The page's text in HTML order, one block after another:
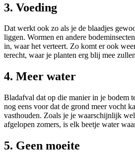
3. Voeding
Dat werkt ook zo als je de blaadjes
liggen. Wormen en andere
in, waar het verteert. Zo komt er ook
terecht, waar je planten erg blij mee
4. Meer water
Bladafval dat op die manier in je bodem
nog eens voor dat de grond meer vocht
vasthouden. Zoals je je waarschijnlijk
afgelopen zomers, is elk beetje water
5. Geen moeite